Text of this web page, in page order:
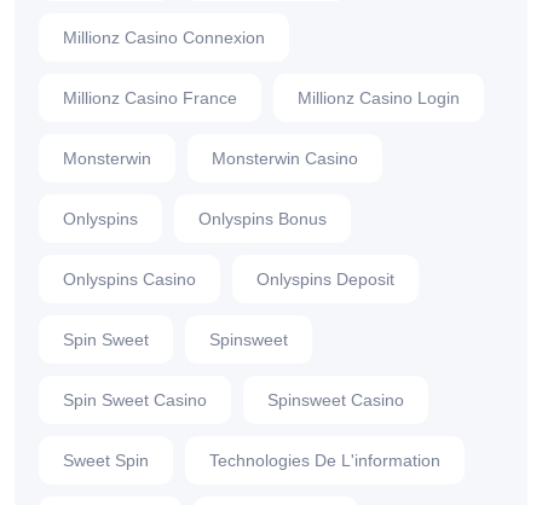
Millionz Casino Connexion
Millionz Casino France Millionz Casino Login
Monsterwin Monsterwin Casino
Onlyspins Onlyspins Bonus
Onlyspins Casino Onlyspins Deposit
Spin Sweet Spinsweet
Spin Sweet Casino Spinsweet Casino
Sweet Spin Technologies De L'information